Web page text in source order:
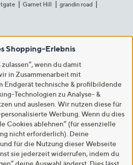
Garnet Hill
grandin road
Shopping-Erlebnis
wenn du damit
in Zusammenarbeit mit
Endgerät technische & profilbildende
Technologien zu Analyse- &
und auslesen. Wir nutzen diese für
Werbung. Wenn du dies
Cookies ablehnen“ (für essenzielle
nicht erforderlich). Deine
für die Nutzung dieser Webseite
sie jederzeit widerrufen, indem du
deine Auswahl änderst. Dies lässt